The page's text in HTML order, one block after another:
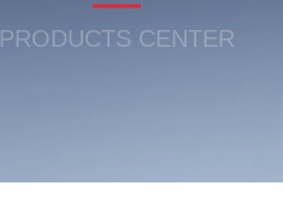
PRODUCTS CENTER